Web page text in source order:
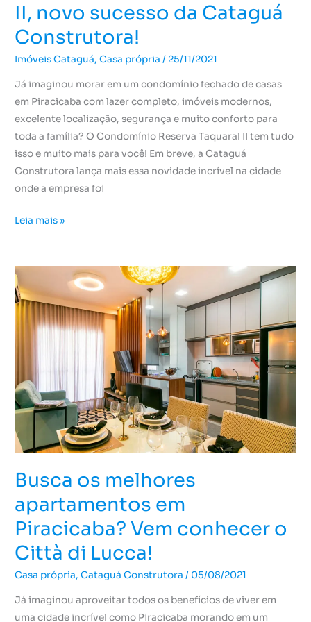
II, novo sucesso da Cataguá
Construtora!
Imóveis Cataguá,Casa própria / 25/11/2021
Já imaginou morar em um condomínio fechado de casas
em Piracicaba com lazer completo, imóveis modernos,
excelente localização, segurança e muito conforto para
toda a família? O Condomínio Reserva Taquaral II tem tudo
isso e muito mais para você! Em breve, a Cataguá
Construtora lança mais essa novidade incrível na cidade
onde a empresa foi
Leia mais »
Busca os melhores
apartamentos em
Piracicaba? Vem conhecer o
Città di Lucca!
Casa própria,Cataguá Construtora / 05/08/2021
Já imaginou aproveitar todos os benefícios de viver em
uma cidade incrível como Piracicaba morando em um
Busca
os
melhores
apartamentos
Piracicaba?
Vem
conhecer
o
Città
di